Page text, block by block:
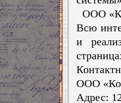
ООО
Всю
и
ООО
Адрес: